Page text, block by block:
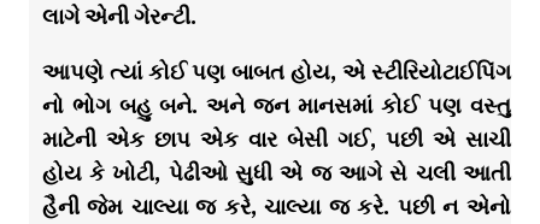
લાગે એની ગેરન્ટી.
આપણે ત્યાં કોઈ પણ બાબત હોય, એ સ્ટીરિયોટાઈપિંગ
નો ભોગ બહુ બને. અને જન માનસમાં કોઈ પણ વસ્તુ
માટેની એક છાપ એક વાર બેસી ગઈ, પછી એ સાચી
હોય કે ખોટી, પેઢીઓ સુધી એ જ આગે સે ચલી આતી
હૈની જેમ ચાલ્યા જ કરે, ચાલ્યા જ કરે. પછી ન એનો